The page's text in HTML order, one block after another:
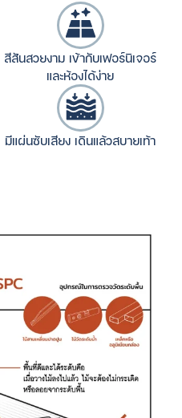
สีสันสวยงาม เข้ากับเฟอร์นิเจอร์
และห้องได้ง่าย
มีแผ่นซับเสียง เดินแล้วสบายเท้า